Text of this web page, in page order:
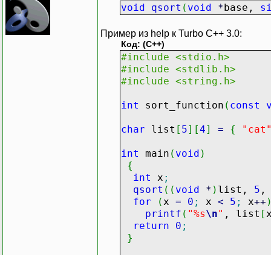
void qsort ( void *base,
Пример из help к Turbo C++ 3.0:
Код: (C++)
#include <stdio.h>
#include <stdlib.h>
#include <string.h>
int sort_function ( const
char list [ 5] [4] = {
int main ( void )
{
int
x ;
qsort ( ( void * ) list, 5
for
( x = 0 ; x < 5 ; x++
printf ( "%s\n" , list [
return
0 ;
}